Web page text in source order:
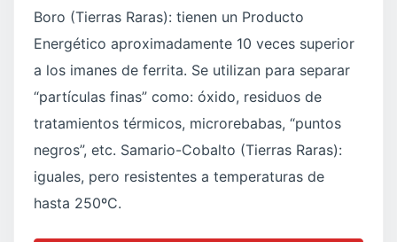
Boro (Tierras Raras): tienen un Producto
Energético aproximadamente 10 veces superior
a los imanes de ferrita. Se utilizan para separar
“partículas finas” como: óxido, residuos de
tratamientos térmicos, microrebabas, “puntos
negros”, etc. Samario-Cobalto (Tierras Raras):
iguales, pero resistentes a temperaturas de
hasta 250ºC.